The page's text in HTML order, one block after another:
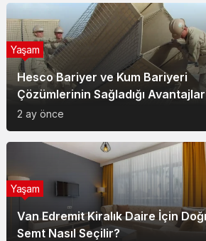
Sistem Modu
Sistem modunu seçin.
Hesco Bariyer ve Kum Bariyeri
Çözümlerinin Sağladığı Avantajlar
2 ay önce
Yaşam
Van Edremit Kiralık Daire İçin
Semt Nasıl Seçilir?
Yaşam